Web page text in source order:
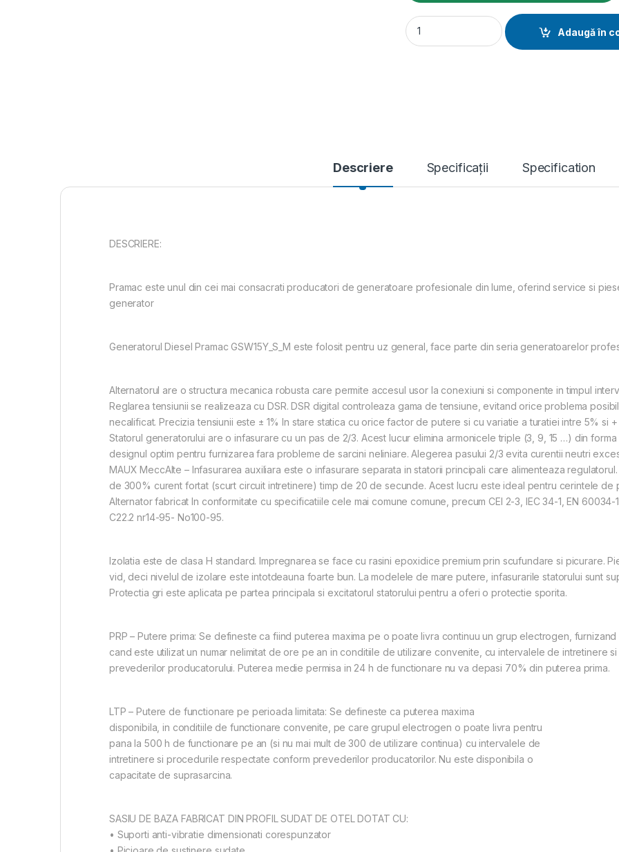
Generator de curent diesel Pramac
Adaugă în
Descriere Specificații Specification
DESCRIERE:
Pramac este unul din cei mai consacrati producatori de generatoare profesionale din lume, oferind service si
generator
Generatorul Diesel Pramac GSW15Y_S_M este folosit pentru uz general, face parte din seria generatoarelor
Alternatorul are o structura mecanica robusta care permite accesul usor la conexiuni si componente in timpul
Reglarea tensiunii se realizeaza cu DSR. DSR digital controleaza gama de tensiune, evitand orice problema
necalificat. Precizia tensiunii este ± 1% In stare statica cu orice factor de putere si cu variatie a turatiei intre 5% si
Statorul generatorului are o infasurare cu un pas de 2/3. Acest lucur elimina armonicele triple (3, 9, 15 …) din
designul optim pentru furnizarea fara probleme de sarcini neliniare. Alegerea pasului 2/3 evita curentii neutri
MAUX MeccAlte – Infasurarea auxiliara este o infasurare separata in statorii principali care alimenteaza
de 300% curent fortat (scurt circuit intretinere) timp de 20 de secunde. Acest lucru este ideal pentru cerintele de
Alternator fabricat In conformitate cu specificatiile cele mai comune comune, precum CEI 2-3, IEC 34-1, EN
C22.2 nr14-95- No100-95.
Izolatia este de clasa H standard. Impregnarea se face cu rasini epoxidice premium prin scufundare si picurare.
vid, deci nivelul de izolare este intotdeauna foarte bun. La modelele de mare putere, infasurarile statorului sunt
Protectia gri este aplicata pe partea principala si excitatorul statorului pentru a oferi o protectie sporita.
PRP – Putere prima: Se defineste ca fiind puterea maxima pe o poate livra continuu un grup electrogen,
cand este utilizat un numar nelimitat de ore pe an in conditiile de utilizare convenite, cu intervalele de intretinere
prevederilor producatorului. Puterea medie permisa in 24 h de functionare nu va depasi 70% din puterea prima.
LTP – Putere de functionare pe perioada limitata: Se defineste ca puterea maxima
disponibila, in conditiile de functionare convenite, pe care grupul electrogen o poate livra pentru
pana la 500 h de functionare pe an (si nu mai mult de 300 de utilizare continua) cu intervalele de
intretinere si procedurile respectate conform prevederilor producatorilor. Nu este disponibila o
capacitate de suprasarcina.
SASIU DE BAZA FABRICAT DIN PROFIL SUDAT DE OTEL DOTAT CU:
• Suporti anti-vibratie dimensionati corespunzator